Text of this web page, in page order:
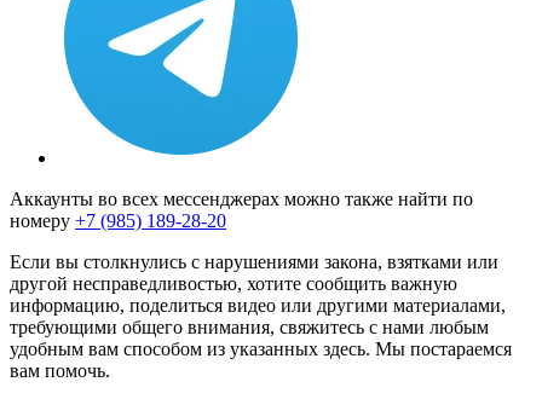
Аккаунты во всех мессенджерах можно также найти по
номеру +7 (985) 189-28-20
Если вы столкнулись с нарушениями закона, взятками или
другой несправедливостью, хотите сообщить важную
информацию, поделиться видео или другими материалами,
требующими общего внимания, свяжитесь с нами любым
удобным вам способом из указанных здесь. Мы постараемся
вам помочь.